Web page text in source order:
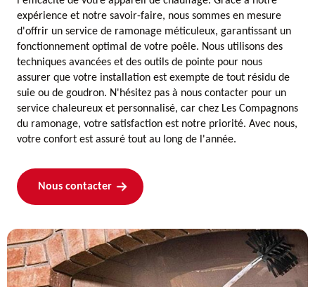
expérience et notre savoir-faire, nous sommes en mesure
d'offrir un service de ramonage méticuleux, garantissant un
fonctionnement optimal de votre poêle. Nous utilisons des
techniques avancées et des outils de pointe pour nous
assurer que votre installation est exempte de tout résidu de
suie ou de goudron. N'hésitez pas à nous contacter pour un
service chaleureux et personnalisé, car chez Les Compagnons
du ramonage, votre satisfaction est notre priorité. Avec nous,
votre confort est assuré tout au long de l'année.
Nous contacter